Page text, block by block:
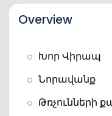
Overview
Խոր Վիրապ
Նորավանք
Թռչունների